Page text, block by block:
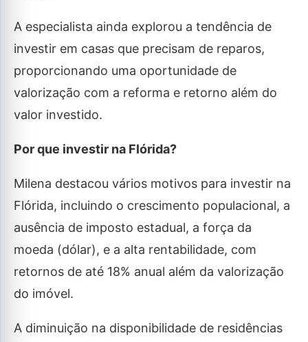
A especialista ainda explorou a tendência de
investir em casas que precisam de reparos,
proporcionando uma oportunidade de
valorização com a reforma e retorno além do
valor investido.
Por que investir na Flórida?
Milena destacou vários motivos para investir na
Flórida, incluindo o crescimento populacional, a
ausência de imposto estadual, a força da
moeda (dólar), e a alta rentabilidade, com
retornos de até 18% anual além da valorização
do imóvel.
A diminuição na disponibilidade de residências